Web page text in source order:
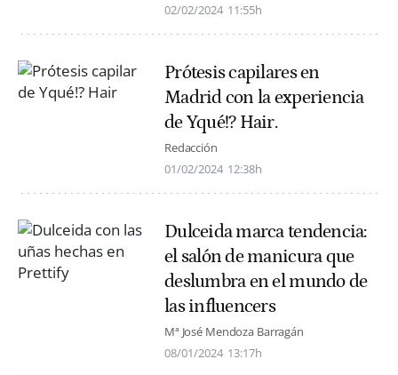
02/02/2024 11:55h
Prótesis capilares en
Madrid con la experiencia
de Yqué!? Hair.
Redacción
01/02/2024 12:38h
Dulceida marca tendencia:
el salón de manicura que
deslumbra en el mundo de
las influencers
Mª José Mendoza Barragán
08/01/2024 13:17h